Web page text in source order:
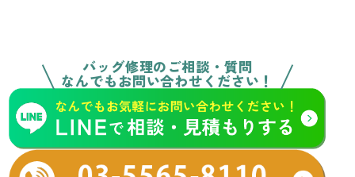
バッグ修理のご相談・質問
なんでもお問い合わせください！